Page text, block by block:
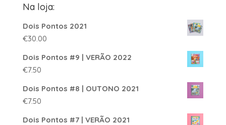
Na loja:
Dois Pontos 2021
€30.00
Dois Pontos #9 | VERÃO 2022
€7.50
Dois Pontos #8 | OUTONO 2021
€7.50
Dois Pontos #7 | VERÃO 2021